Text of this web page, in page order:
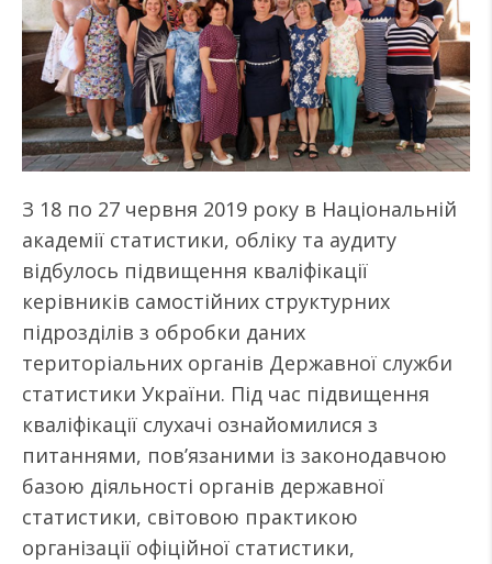
З 18 по 27 червня 2019 року в Національній
академії статистики, обліку та аудиту
відбулось підвищення кваліфікації
керівників самостійних структурних
підрозділів з обробки даних
територіальних органів Державної служби
статистики України. Під час підвищення
кваліфікації слухачі ознайомилися з
питаннями, пов’язаними із законодавчою
базою діяльності органів державної
статистики, світовою практикою
організації офіційної статистики,